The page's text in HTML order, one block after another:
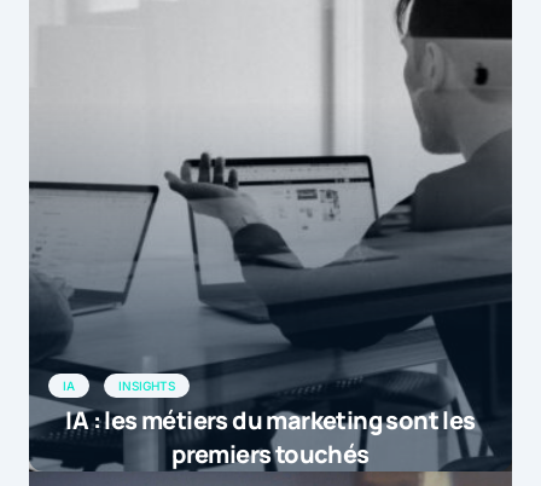
IA INSIGHTS
IA : les métiers du marketing sont les
premiers touchés